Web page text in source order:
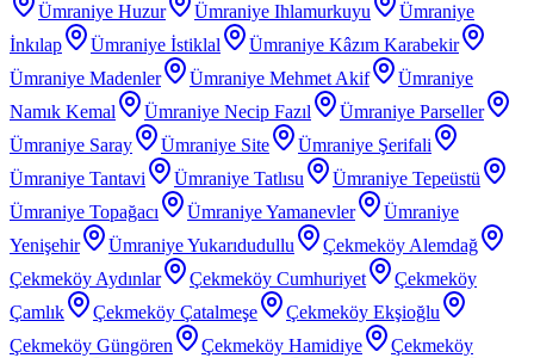
Ümraniye Huzur
Ümraniye Ihlamurkuyu
Ümraniye
İnkılap
Ümraniye İstiklal
Ümraniye Kâzım Karabekir
Ümraniye Madenler
Ümraniye Mehmet Akif
Ümraniye
Namık Kemal
Ümraniye Necip Fazıl
Ümraniye Parseller
Ümraniye Saray
Ümraniye Site
Ümraniye Şerifali
Ümraniye Tantavi
Ümraniye Tatlısu
Ümraniye Tepeüstü
Ümraniye Topağacı
Ümraniye Yamanevler
Ümraniye
Yenişehir
Ümraniye Yukarıdudullu
Çekmeköy Alemdağ
Çekmeköy Aydınlar
Çekmeköy Cumhuriyet
Çekmeköy
Çamlık
Çekmeköy Çatalmeşe
Çekmeköy Ekşioğlu
Çekmeköy Güngören
Çekmeköy Hamidiye
Çekmeköy